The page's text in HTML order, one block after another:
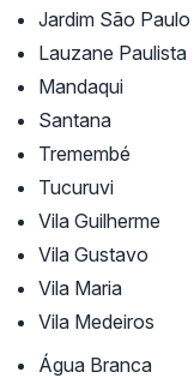
Jardim São Paulo
Lauzane Paulista
Mandaqui
Santana
Tremembé
Tucuruvi
Vila Guilherme
Vila Gustavo
Vila Maria
Vila Medeiros
Água Branca